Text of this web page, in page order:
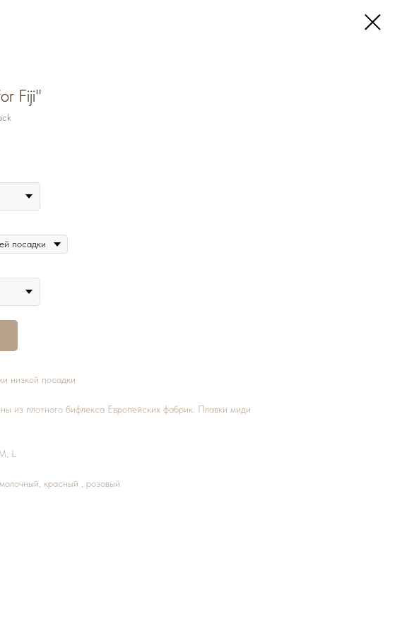
Fiji"
низкой посадки
из плотного бифлекса Европейских фабрик. Плавки миди
L
красный , розовый